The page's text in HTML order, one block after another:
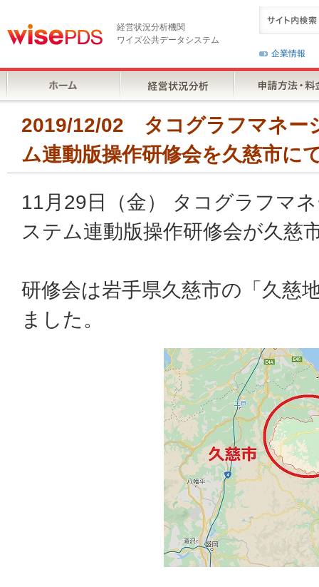
経営状況分析機関
ワイズ公共データシステム
企業情報
2019/12/02 タコグラフマネー
ム連動版操作研修会を久慈市に
11月29日（金） タコグラフマ
ステム連動版操作研修会が久慈
研修会は岩手県久慈市の「久慈
ました。